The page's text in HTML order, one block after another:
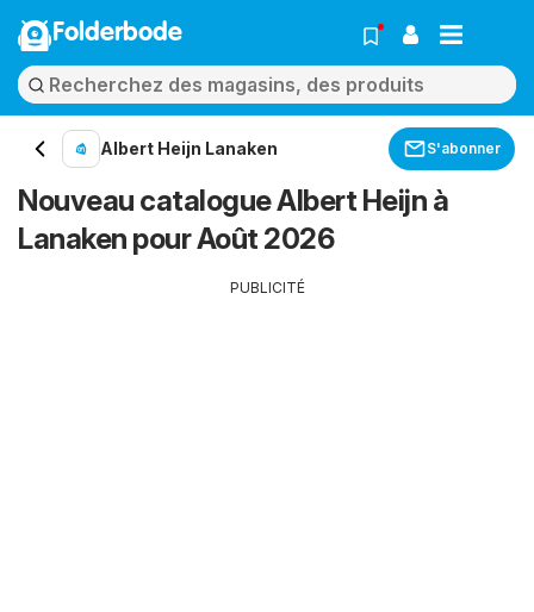
Folderbode
Albert Heijn Lanaken S'abonner
Nouveau catalogue Albert Heijn à
Lanaken pour Août 2026
PUBLICITÉ